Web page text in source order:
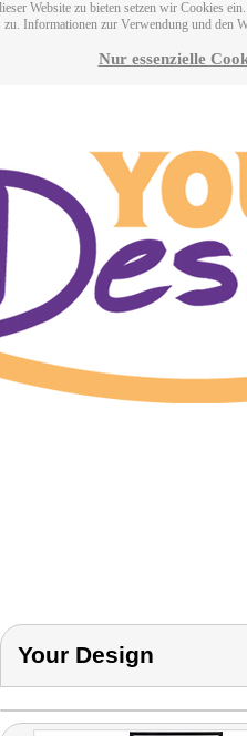
Website zu bieten setzen wir Cookies
zu. Informationen zur Verwendung und den
Nur essenzielle
Your Design